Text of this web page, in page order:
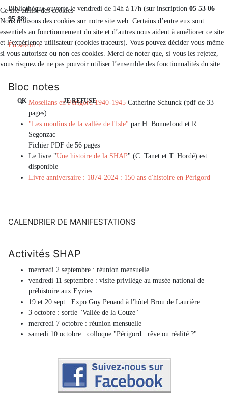
Bibliothèque ouverte le vendredi de 14h à 17h (sur inscription 05 53 06
95 88)
En savoir +
Bloc notes
Mosellans en Périgord 1940-1945 Catherine Schunck (pdf de 33
pages)
"Les moulins de la vallée de l'Isle" par H. Bonnefond et R.
Segonzac
Fichier PDF de 56 pages
Le livre "Une histoire de la SHAP" (C. Tanet et T. Hordé) est
disponible
Livre anniversaire : 1874-2024 : 150 ans d'histoire en Périgord
CALENDRIER DE MANIFESTATIONS
Activités SHAP
mercredi 2 septembre : réunion mensuelle
vendredi 11 septembre : visite privilège au musée national de
préhistoire aux Eyzies
19 et 20 sept : Expo Guy Penaud à l'hôtel Brou de Laurière
3 octobre : sortie "Vallée de la Couze"
mercredi 7 octobre : réunion mensuelle
samedi 10 octobre : colloque "Périgord : rêve ou réalité ?"
Ce site utilise des cookies
Nous utilisons des cookies sur notre site web. Certains d’entre eux sont
essentiels au fonctionnement du site et d’autres nous aident à améliorer ce site
et l’expérience utilisateur (cookies traceurs). Vous pouvez décider vous-même
si vous autorisez ou non ces cookies. Merci de noter que, si vous les rejetez,
vous risquez de ne pas pouvoir utiliser l’ensemble des fonctionnalités du site.
OK JE REFUSE